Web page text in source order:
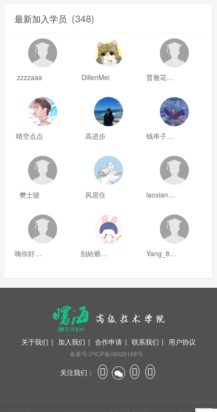
最新加入学员 (348)
zzzzaaa DillenMei 普雅花qya
晴空点点 高进步 钱串子123
樊士骏 风居住 laoxianrou
嗨你好8mm 别給爺装纯 Yang_811
关于我们 | 加入我们 | 合作申请 | 联系我们 | 用户协议
备案号:沪ICP备08026168号
关注我们：